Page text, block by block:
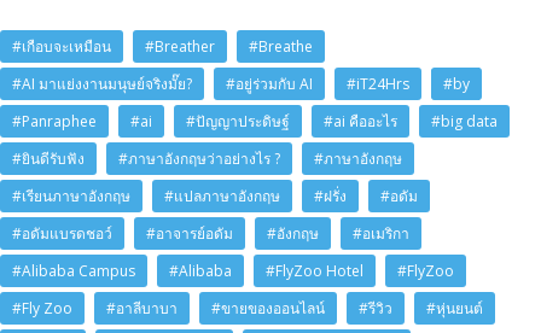
#เกือบจะเหมือน #Breather
#Breathe
#AI มาแย่งงานมนุษย์จริงมั๊ย?
#อยู่ร่วมกับ AI #iT24Hrs
#by
#Panraphee
#ai #ปัญญาประดิษฐ์ #ai คืออะไร
#big data
#ยินดีรับฟัง
#ภาษาอังกฤษว่าอย่างไร ?
#ภาษาอังกฤษ
#เรียนภาษาอังกฤษ
#แปลภาษาอังกฤษ #ฝรั่ง
#อดัม
#อดัมแบรดชอว์
#อาจารย์อดัม #อังกฤษ
#อเมริกา
#Alibaba Campus
#Alibaba #FlyZoo Hotel
#FlyZoo
#Fly Zoo
#อาลีบาบา #ขายของออนไลน์ #รีวิว
#หุ่นยนต์